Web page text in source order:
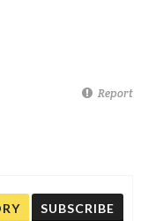
Report
SUBSCRIBE